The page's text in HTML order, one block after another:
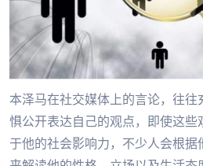
本泽马在社交媒体上的言论，往
惧公开表达自己的观点，即使这些
于他的社会影响力，不少人会根